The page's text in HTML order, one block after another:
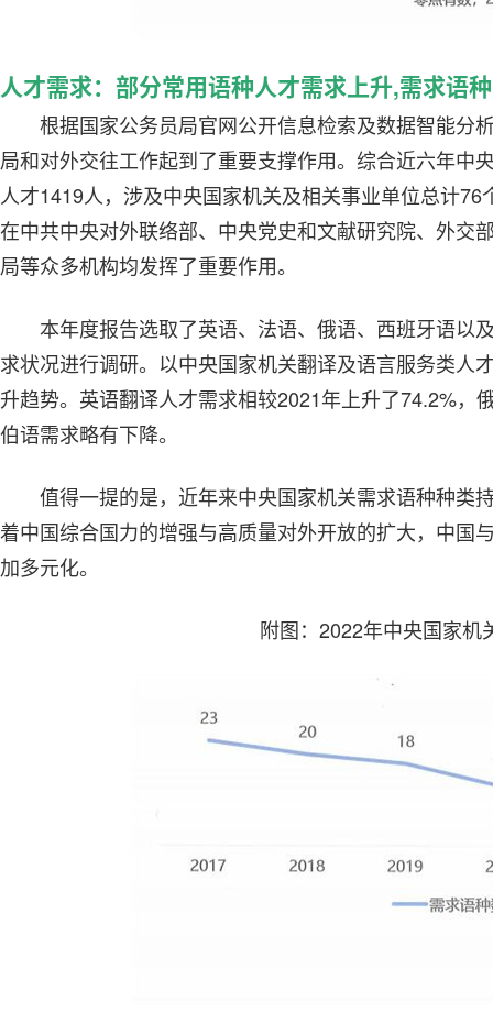
人才需求：部分常用语种人才需求上升,需求语
根据国家公务员局官网公开信息检索及数据智能分
局和对外交往工作起到了重要支撑作用。综合近六年中
人才1419人，涉及中央国家机关及相关事业单位总计
在中共中央对外联络部、中央党史和文献研究院、外交
局等众多机构均发挥了重要作用。
本年度报告选取了英语、法语、俄语、西班牙语以
求状况进行调研。以中央国家机关翻译及语言服务类人
升趋势。英语翻译人才需求相较2021年上升了74.2%，
伯语需求略有下降。
值得一提的是，近年来中央国家机关需求语种种类
着中国综合国力的增强与高质量对外开放的扩大，中国
加多元化。
附图：2022年中央国家机